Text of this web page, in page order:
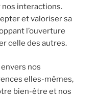
interactions.
et valoriser sa
l’ouverture
celle des autres.
nos
elles-mêmes,
bien-être et nos